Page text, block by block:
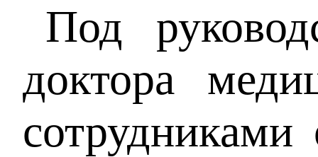
Под
доктора
сотрудниками